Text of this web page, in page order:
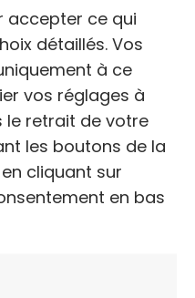
accepter ce qui
détaillés. Vos
à ce
vos réglages à
retrait de votre
les boutons de la
cliquant sur
en bas
stérilisation des chats.
ou de
et orientation vers